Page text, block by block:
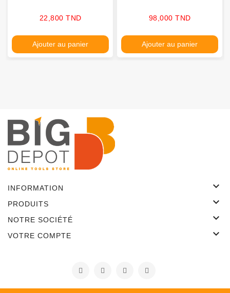
Prix
22,800 TND
Ajouter au panier
Prix
98,000 TND
Ajouter au panier
INFORMATION 
PRODUITS 
NOTRE SOCIÉTÉ 
VOTRE COMPTE 